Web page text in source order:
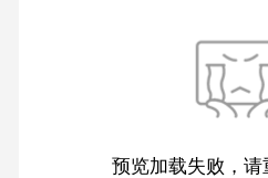
预览加载失败，请